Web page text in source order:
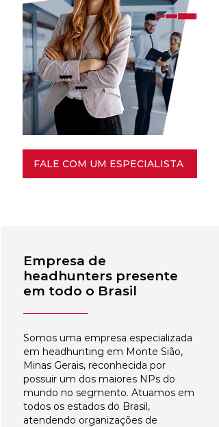
FALE COM UM ESPECIALISTA
Empresa de
headhunters presente
em todo o Brasil
Somos uma empresa especializada
em headhunting em Monte Sião,
Minas Gerais, reconhecida por
possuir um dos maiores NPs do
mundo no segmento. Atuamos em
todos os estados do Brasil,
atendendo organizações de